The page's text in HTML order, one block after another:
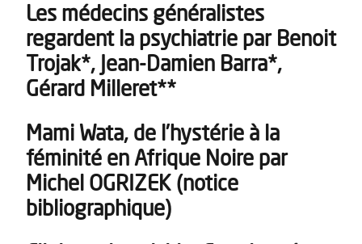
Les médecins généralistes
regardent la psychiatrie par Benoit
Trojak*, Jean-Damien Barra*,
Gérard Milleret**
Mami Wata, de l’hystérie à la
féminité en Afrique Noire par
Michel OGRIZEK (notice
bibliographique)